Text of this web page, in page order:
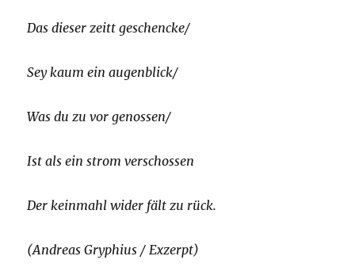
Das dieser zeitt geschencke/
Sey kaum ein augenblick/
Was du zu vor genossen/
Ist als ein strom verschossen
Der keinmahl wider fält zu rück.
(Andreas Gryphius / Exzerpt)